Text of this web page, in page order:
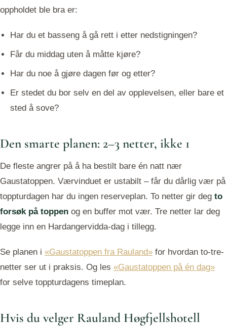
oppholdet ble bra er:
Har du et basseng å gå rett i etter nedstigningen?
Får du middag uten å måtte kjøre?
Har du noe å gjøre dagen før og etter?
Er stedet du bor selv en del av opplevelsen, eller bare et
sted å sove?
Den smarte planen: 2–3 netter, ikke 1
De fleste angrer på å ha bestilt bare én natt nær
Gaustatoppen. Værvinduet er ustabilt – får du dårlig vær på
toppturdagen har du ingen reserveplan. To netter gir deg to
forsøk på toppen og en buffer mot vær. Tre netter lar deg
legge inn en Hardangervidda-dag i tillegg.
Se planen i «Gaustatoppen fra Rauland» for hvordan to-tre-
netter ser ut i praksis. Og les «Gaustatoppen på én dag»
for selve toppturdagens timeplan.
Hvis du velger Rauland Høgfjellshotell